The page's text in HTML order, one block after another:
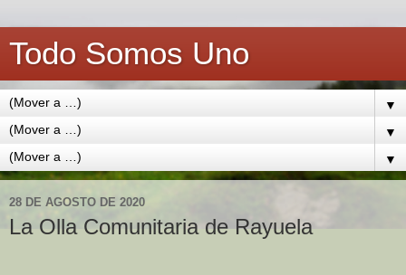
Todo Somos Uno
▼
▼
▼
28 DE AGOSTO DE 2020
La Olla Comunitaria de Rayuela